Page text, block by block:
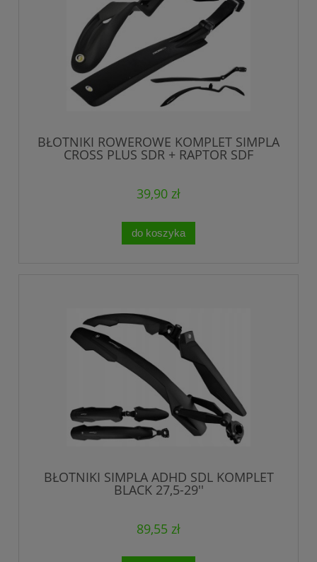
BŁOTNIKI ROWEROWE KOMPLET SIMPLA
CROSS PLUS SDR + RAPTOR SDF
39,90 zł
do koszyka
BŁOTNIKI SIMPLA ADHD SDL KOMPLET
BLACK 27,5-29''
89,55 zł